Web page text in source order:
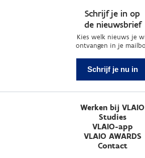
Schrijf je in op
de nieuwsbrief
Kies welk nieuws je
ontvangen in je
Schrijf je nu in
Werken bij VLAIO
Studies
VLAIO-app
VLAIO AWARDS
Contact